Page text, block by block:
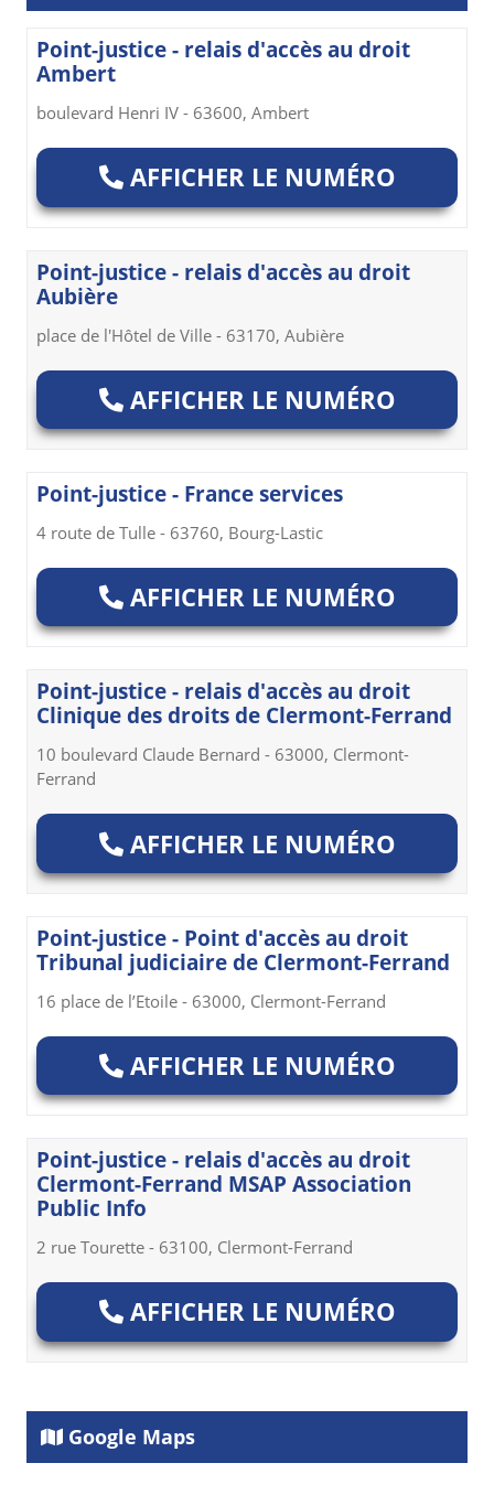
Point-justice - relais d'accès au droit
Ambert
boulevard Henri IV - 63600, Ambert
AFFICHER LE NUMÉRO
Point-justice - relais d'accès au droit
Aubière
place de l'Hôtel de Ville - 63170, Aubière
AFFICHER LE NUMÉRO
Point-justice - France services
4 route de Tulle - 63760, Bourg-Lastic
AFFICHER LE NUMÉRO
Point-justice - relais d'accès au droit
Clinique des droits de Clermont-Ferrand
10 boulevard Claude Bernard - 63000, Clermont-
Ferrand
AFFICHER LE NUMÉRO
Point-justice - Point d'accès au droit
Tribunal judiciaire de Clermont-Ferrand
16 place de l’Etoile - 63000, Clermont-Ferrand
AFFICHER LE NUMÉRO
Point-justice - relais d'accès au droit
Clermont-Ferrand MSAP Association
Public Info
2 rue Tourette - 63100, Clermont-Ferrand
AFFICHER LE NUMÉRO
Google Maps